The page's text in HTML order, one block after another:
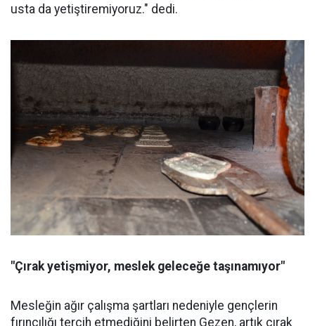
usta da yetiştiremiyoruz." dedi.
"Çırak yetişmiyor, meslek geleceğe taşınamıyor"
Mesleğin ağır çalışma şartları nedeniyle gençlerin
fırıncılığı tercih etmediğini belirten Gezen, artık çırak